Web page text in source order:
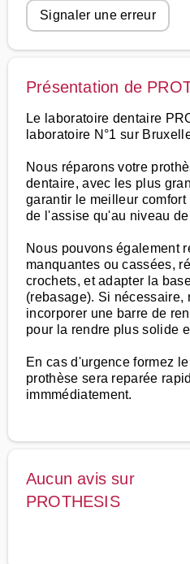
Signaler une erreur
Présentation de
Le laboratoire dentaire
laboratoire N°1 sur
Nous réparons votre
dentaire, avec les plus
garantir le meilleur
de l'assise qu'au niveau
Nous pouvons également
manquantes ou cassées,
crochets, et adapter la
(rebasage). Si nécessaire,
incorporer une barre de
pour la rendre plus solide
En cas d'urgence formez
prothèse sera reparée
immmédiatement.
Aucun avis sur
PROTHESIS